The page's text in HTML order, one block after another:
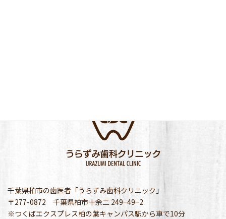
千葉県柏市の歯医者「うらずみ歯科クリニック」
〒277-0872 千葉県柏市十余二 249−49−2
※つくばエクスプレス柏の葉キャンパス駅から車で10分